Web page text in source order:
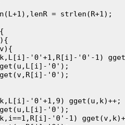
= strlen(R+1);
'0'+1,R[i]-'0'-1)
'0');
'0');
'0'+1,9) gget(u,k)++;
'0');
'0'-1)